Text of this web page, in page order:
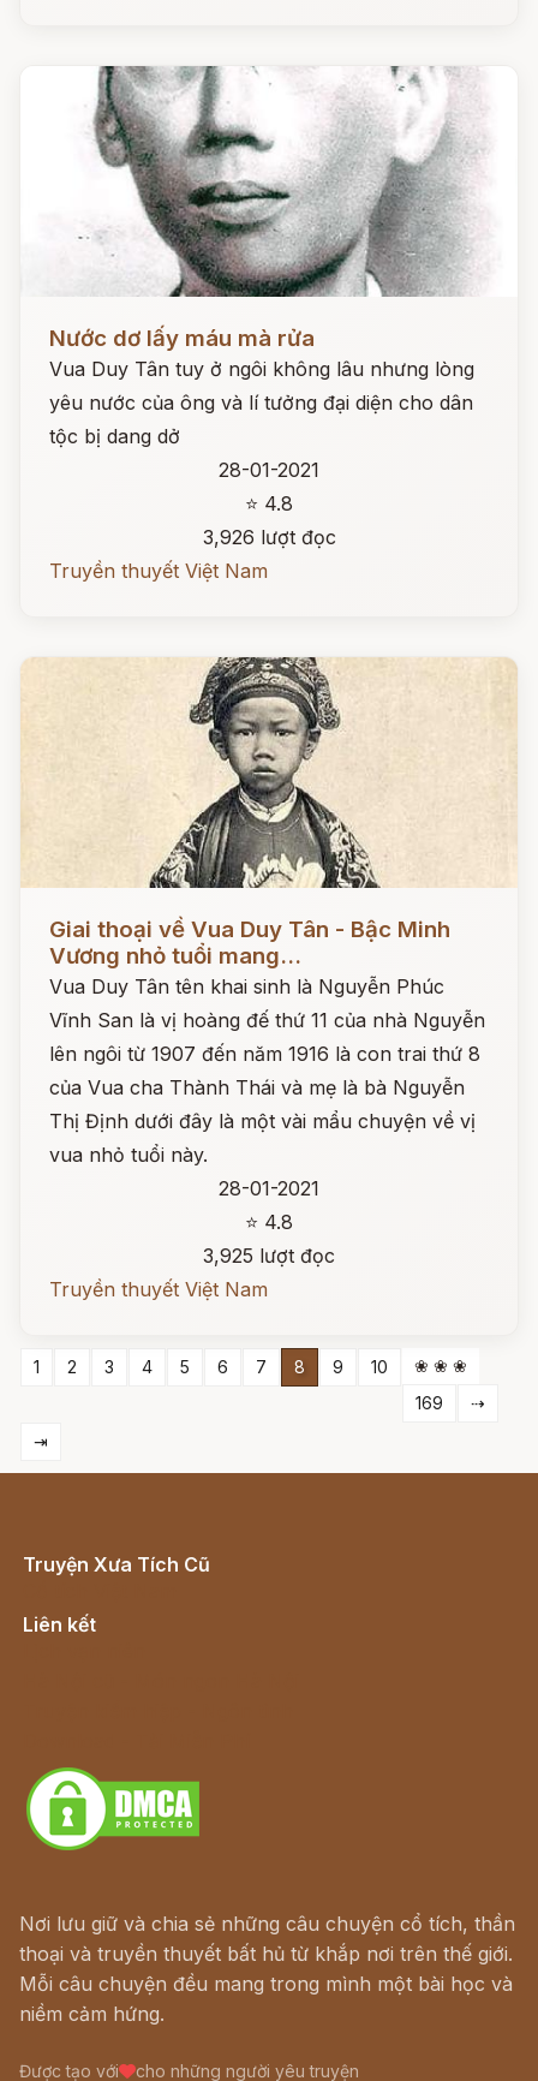
Nước dơ lấy máu mà rửa
Vua Duy Tân tuy ở ngôi không lâu nhưng lòng
yêu nước của ông và lí tưởng đại diện cho dân
tộc bị dang dở
28-01-2021
⭐ 4.8
3,926 lượt đọc
Truyền thuyết Việt Nam
Giai thoại về Vua Duy Tân - Bậc Minh
Vương nhỏ tuổi mang...
Vua Duy Tân tên khai sinh là Nguyễn Phúc
Vĩnh San là vị hoàng đế thứ 11 của nhà Nguyễn
lên ngôi từ 1907 đến năm 1916 là con trai thứ 8
của Vua cha Thành Thái và mẹ là bà Nguyễn
Thị Định dưới đây là một vài mẩu chuyện về vị
vua nhỏ tuổi này.
28-01-2021
⭐ 4.8
3,925 lượt đọc
Truyền thuyết Việt Nam
1 2 3 4 5 6 7 8 9 10
❀ ❀ ❀
169
⇢
⇥
Truyện Xưa Tích Cũ
Liên kết
Nơi lưu giữ và chia sẻ những câu chuyện cổ tích, thần
thoại và truyền thuyết bất hủ từ khắp nơi trên thế giới.
Mỗi câu chuyện đều mang trong mình một bài học và
niềm cảm hứng.
Được tạo với cho những người yêu truyện